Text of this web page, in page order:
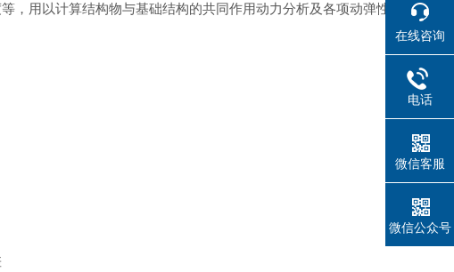
，用以计算结构物与基础结构的共同作用动力分析及各项动弹性
在线咨询
电话
微信客服
微信公众号